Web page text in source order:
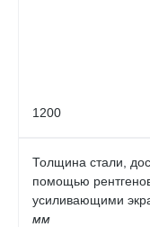
1200
Толщина стали,
помощью
усиливающими
мм